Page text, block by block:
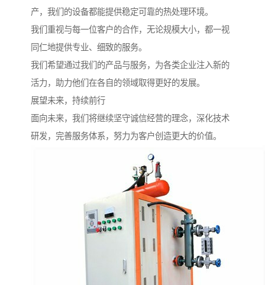
产，我们的设备都能提供稳定可靠的热处理环境。
我们重视与每一位客户的合作，无论规模大小，都一视
同仁地提供专业、细致的服务。
我们希望通过我们的产品与服务，为各类企业注入新的
活力，助力他们在各自的领域取得更好的发展。
展望未来，持续前行
面向未来，我们将继续坚守诚信经营的理念，深化技术
研发，完善服务体系，努力为客户创造更大的价值。